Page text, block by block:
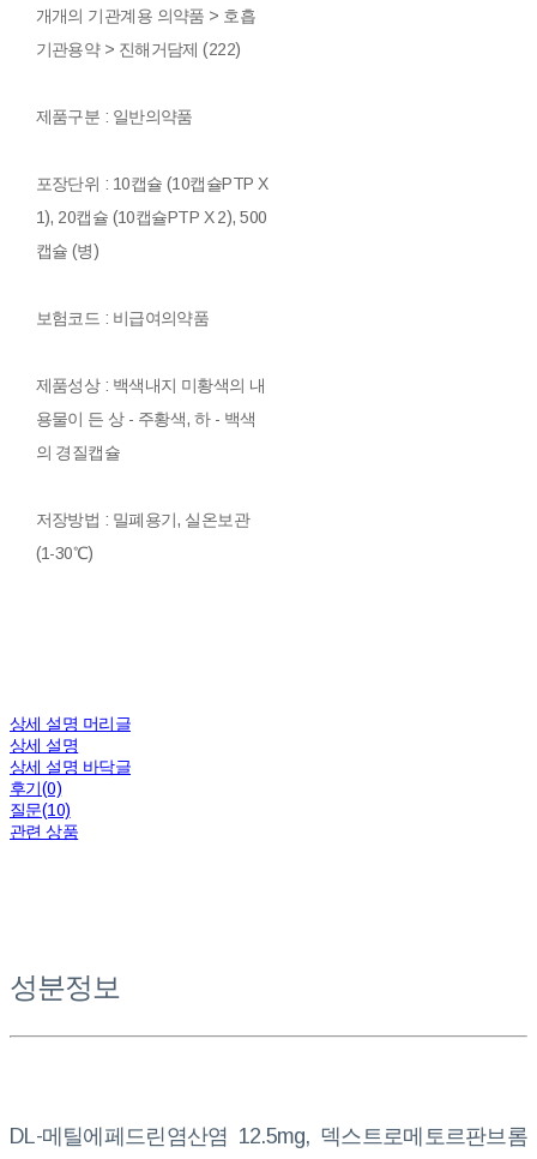
개개의 기관계용 의약품 > 호흡
기관용약 > 진해거담제 (222)
제품구분 : 일반의약품
포장단위 : 10캡슐 (10캡슐PTP X
1), 20캡슐 (10캡슐PTP X 2), 500
캡슐 (병)
보험코드 : 비급여의약품
제품성상 : 백색내지 미황색의 내
용물이 든 상 - 주황색, 하 - 백색
의 경질캡슐
저장방법 : 밀폐용기, 실온보관
(1-30℃)
상세 설명 머리글
상세 설명
상세 설명 바닥글
후기(0)
질문(10)
관련 상품
성분정보
DL-메틸에페드린염산염 12.5mg, 덱스트로메토르판브롬